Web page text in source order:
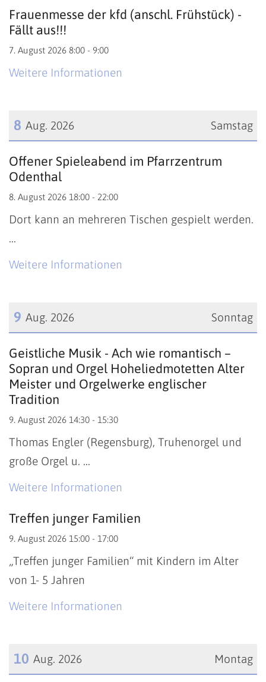
Datum: 7. August 2026
Frauenmesse der kfd (anschl. Frühstück) -
Fällt aus!!!
7. August 2026 8:00 - 9:00
Weitere Informationen
Samstag
8 Aug. 2026
Datum: 8. August 2026
Offener Spieleabend im Pfarrzentrum
Odenthal
8. August 2026 18:00 - 22:00
Dort kann an mehreren Tischen gespielt werden.
...
Weitere Informationen
Sonntag
9 Aug. 2026
Datum: 9. August 2026
Geistliche Musik - Ach wie romantisch –
Sopran und Orgel Hoheliedmotetten Alter
Meister und Orgelwerke englischer
Tradition
9. August 2026 14:30 - 15:30
Thomas Engler (Regensburg), Truhenorgel und
große Orgel u. ...
Weitere Informationen
Treffen junger Familien
9. August 2026 15:00 - 17:00
„Treffen junger Familien“ mit Kindern im Alter
von 1- 5 Jahren
Weitere Informationen
Montag
10 Aug. 2026